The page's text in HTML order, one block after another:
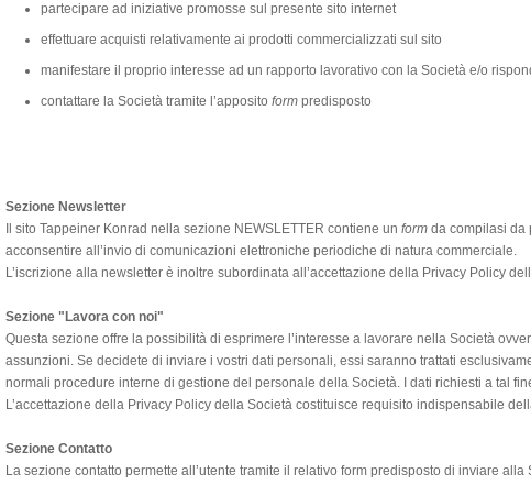
partecipare ad iniziative promosse sul presente sito internet
effettuare acquisti relativamente ai prodotti commercializzati sul sito
manifestare il proprio interesse ad un rapporto lavorativo con la Società e/o
contattare la Società tramite l’apposito form predisposto
Sezione Newsletter
Il sito Tappeiner Konrad nella sezione NEWSLETTER contiene un form da compilasi da
acconsentire all’invio di comunicazioni elettroniche periodiche di natura commerciale.
L’iscrizione alla newsletter è inoltre subordinata all’accettazione della Privacy Policy
Sezione "Lavora con noi"
Questa sezione offre la possibilità di esprimere l’interesse a lavorare nella Società
assunzioni. Se decidete di inviare i vostri dati personali, essi saranno trattati
normali procedure interne di gestione del personale della Società. I dati richiesti a tal
L’accettazione della Privacy Policy della Società costituisce requisito indispensabile
Sezione Contatto
La sezione contatto permette all’utente tramite il relativo form predisposto di inviare